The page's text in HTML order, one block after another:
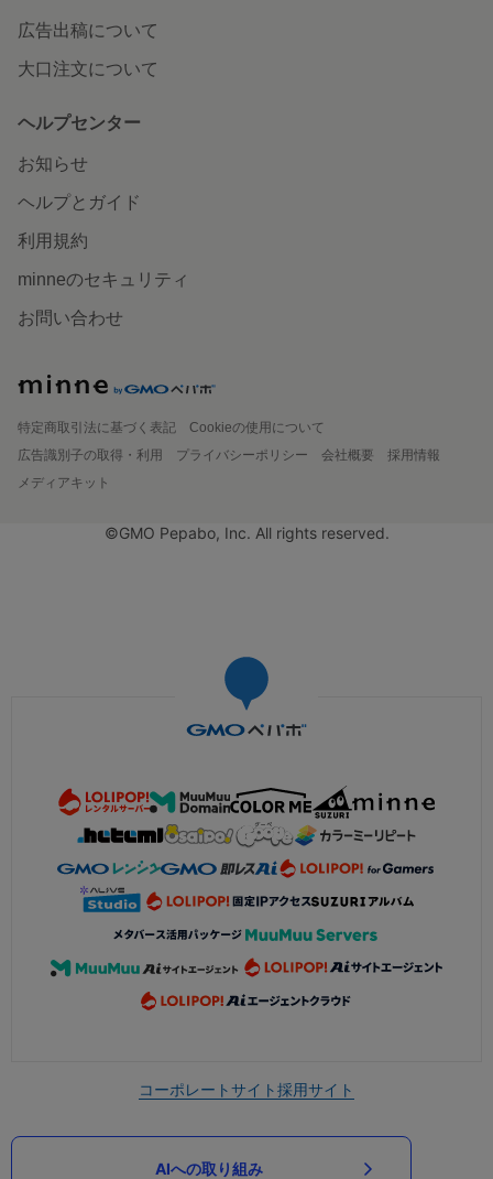
広告出稿について
大口注文について
ヘルプセンター
お知らせ
ヘルプとガイド
利用規約
minneのセキュリティ
お問い合わせ
特定商取引法に基づく表記
Cookieの使用について
広告識別子の取得・利用
プライバシーポリシー 会社概要
採用情報
メディアキット
©GMO Pepabo, Inc. All rights reserved.
コーポレートサイト採用サイト
AIへの取り組み